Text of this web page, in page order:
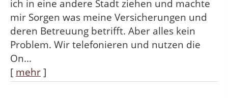
ich in eine andere Stadt ziehen und machte
mir Sorgen was meine Versicherungen und
deren Betreuung betrifft. Aber alles kein
Problem. Wir telefonieren und nutzen die
On...
[ mehr]